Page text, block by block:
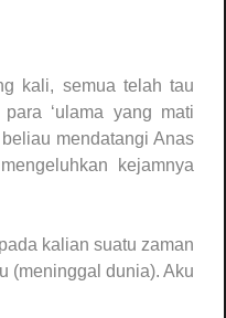
kali, semua telah tau
‘ulama yang mati
mendatangi Anas
kejamnya
kalian suatu zaman
(meninggal dunia). Aku